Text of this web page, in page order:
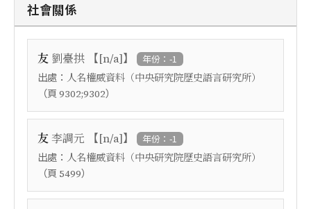
社會關係
友 劉臺拱 【[n/a]】 年份：-1
出處： 人名權威資料（中央研究院歷史語言研究所）
（頁 9302;9302）
友 李調元 【[n/a]】 年份：-1
出處： 人名權威資料（中央研究院歷史語言研究所）
（頁 5499）